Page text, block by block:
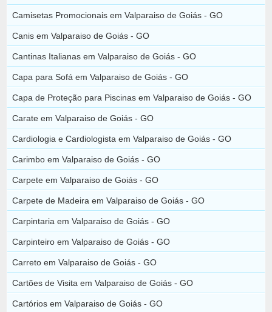
Camisetas Promocionais em Valparaiso de Goiás - GO
Canis em Valparaiso de Goiás - GO
Cantinas Italianas em Valparaiso de Goiás - GO
Capa para Sofá em Valparaiso de Goiás - GO
Capa de Proteção para Piscinas em Valparaiso de Goiás - GO
Carate em Valparaiso de Goiás - GO
Cardiologia e Cardiologista em Valparaiso de Goiás - GO
Carimbo em Valparaiso de Goiás - GO
Carpete em Valparaiso de Goiás - GO
Carpete de Madeira em Valparaiso de Goiás - GO
Carpintaria em Valparaiso de Goiás - GO
Carpinteiro em Valparaiso de Goiás - GO
Carreto em Valparaiso de Goiás - GO
Cartões de Visita em Valparaiso de Goiás - GO
Cartórios em Valparaiso de Goiás - GO